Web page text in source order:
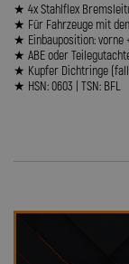
★ 4x Stahlflex
★ Für Fahrzeuge mit
★ Einbauposition: vorne
★ ABE oder
★ Kupfer Dichtringe
★ HSN: 0603 | TSN: BFL